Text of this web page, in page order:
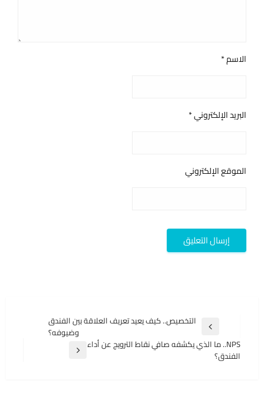
الاسم*
البريد الإلكتروني*
الموقع الإلكتروني
المقالات
المقالة
السابقة
التخصيص.. كيف يعيد تعريف العلاقة بين الفندق
وضيوفه؟
المقالة
NPS.. ما الذي يكشفه صافي نقاط الترويج عن أداء
الفندق؟